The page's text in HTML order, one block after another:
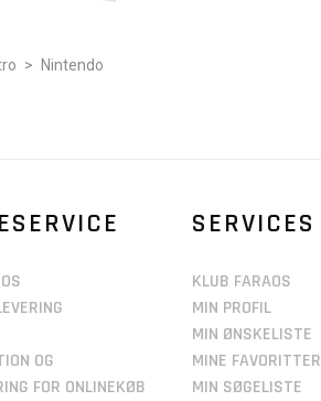
> Nintendo
OG
FOR ONLINEKØB
SERVICES
KLUB FARAOS
MIN PROFIL
MIN ØNSKELISTE
MINE FAVORITTER
MIN SØGELISTE